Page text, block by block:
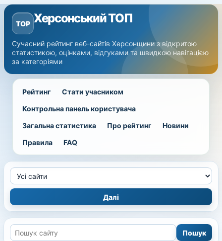
TOP Херсонський ТОП
Сучасний рейтинг веб-сайтів Херсонщини з відкритою
статистикою, оцінками, відгуками та швидкою навігацією
за категоріями
Рейтинг
Стати учасником
Контрольна панель користувача
Загальна статистика
Про рейтинг
Новини
Правила
FAQ